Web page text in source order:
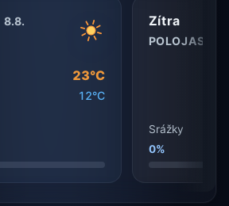
8.8.
23°C
12°C
Zítra
POLOJASNO
Srážky
0%